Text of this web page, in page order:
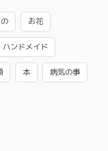
お花
ハンドメイド
本 病気の事